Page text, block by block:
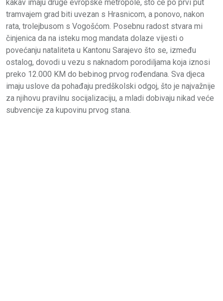
kakav imaju druge evropske metropole, što će po prvi put
tramvajem grad biti uvezan s Hrasnicom, a ponovo, nakon
rata, trolejbusom s Vogošćom. Posebnu radost stvara mi
činjenica da na isteku mog mandata dolaze vijesti o
povećanju nataliteta u Kantonu Sarajevo što se, između
ostalog, dovodi u vezu s naknadom porodiljama koja iznosi
preko 12.000 KM do bebinog prvog rođendana. Sva djeca
imaju uslove da pohađaju predškolski odgoj, što je najvažnije
za njihovu pravilnu socijalizaciju, a mladi dobivaju nikad veće
subvencije za kupovinu prvog stana.